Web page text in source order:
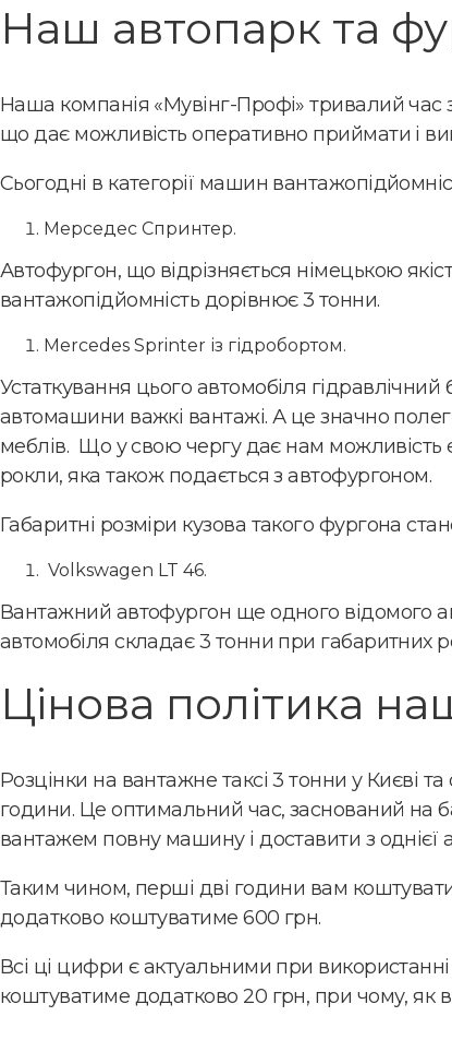
Наш автопарк та
Наша компанія «Мувінг-Профі» тривалий час
що дає можливість оперативно приймати і
Сьогодні в категорії машин
Мерседес Спринтер.
Автофургон, що відрізняється німецькою
вантажопідйомність дорівнює 3 тонни.
Mercedes Sprinter із гідробортом.
Устаткування цього автомобіля
автомашини важкі вантажі. А це значно
меблів. Що у свою чергу дає нам можливість
рокли, яка також подається з автофургоном.
Габаритні розміри кузова такого фургона
Volkswagen LT 46.
Вантажний автофургон ще одного відомого
автомобіля складає 3 тонни при габаритних
Цінова політика
Розцінки на вантажне таксі 3 тонни у Києві
години. Це оптимальний час, заснований на
вантажем повну машину і доставити з однієї
Таким чином, перші дві години вам
додатково коштуватиме 600 грн.
Всі ці цифри є актуальними при
коштуватиме додатково 20 грн, при чому, як